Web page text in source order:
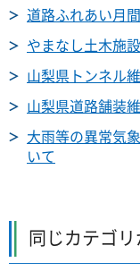
道路ふれあい月間
やまなし土木施
山梨県トンネル
山梨県道路舗装
大雨等の異常気
いて
同じカテゴ